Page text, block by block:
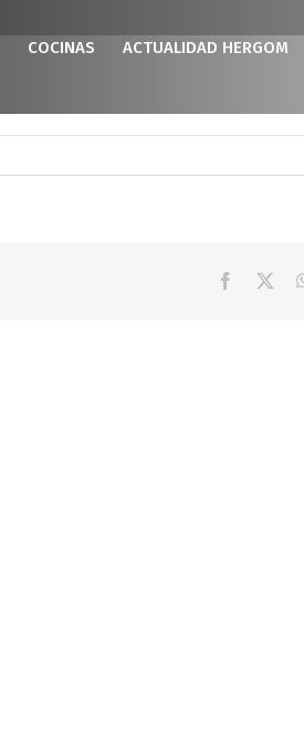
COCINAS ACTUALIDAD HERGOM
Facebook